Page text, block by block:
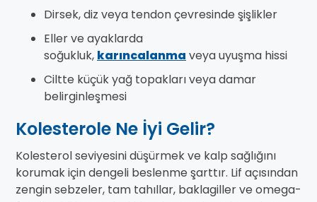
Dirsek, diz veya tendon çevresinde şişlikler
Eller ve ayaklarda
soğukluk, karıncalanma veya uyuşma hissi
Ciltte küçük yağ topakları veya damar
belirginleşmesi
Kolesterole Ne İyi Gelir?
Kolesterol seviyesini düşürmek ve kalp sağlığını
korumak için dengeli beslenme şarttır. Lif açısından
zengin sebzeler, tam tahıllar, baklagiller ve omega-